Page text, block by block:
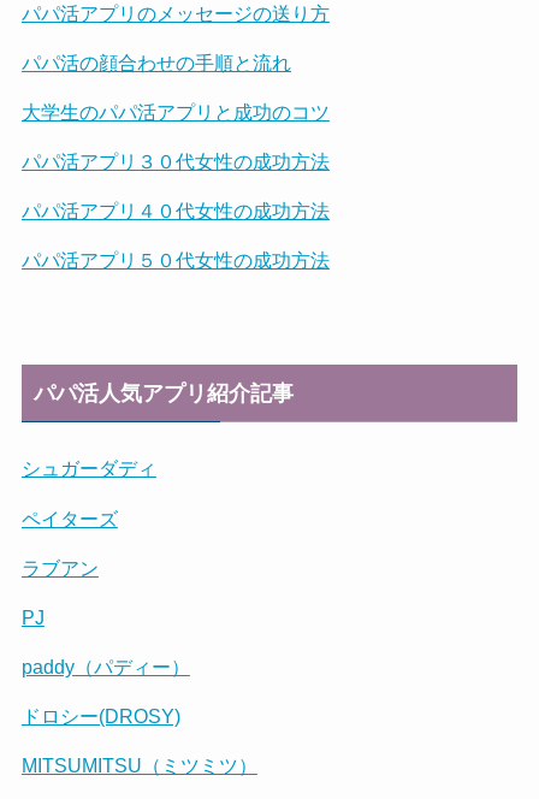
パパ活アプリのメッセージの送り方
パパ活の顔合わせの手順と流れ
大学生のパパ活アプリと成功のコツ
パパ活アプリ３０代女性の成功方法
パパ活アプリ４０代女性の成功方法
パパ活アプリ５０代女性の成功方法
パパ活人気アプリ紹介記事
シュガーダディ
ペイターズ
ラブアン
PJ
paddy（パディー）
ドロシー(DROSY)
MITSUMITSU（ミツミツ）